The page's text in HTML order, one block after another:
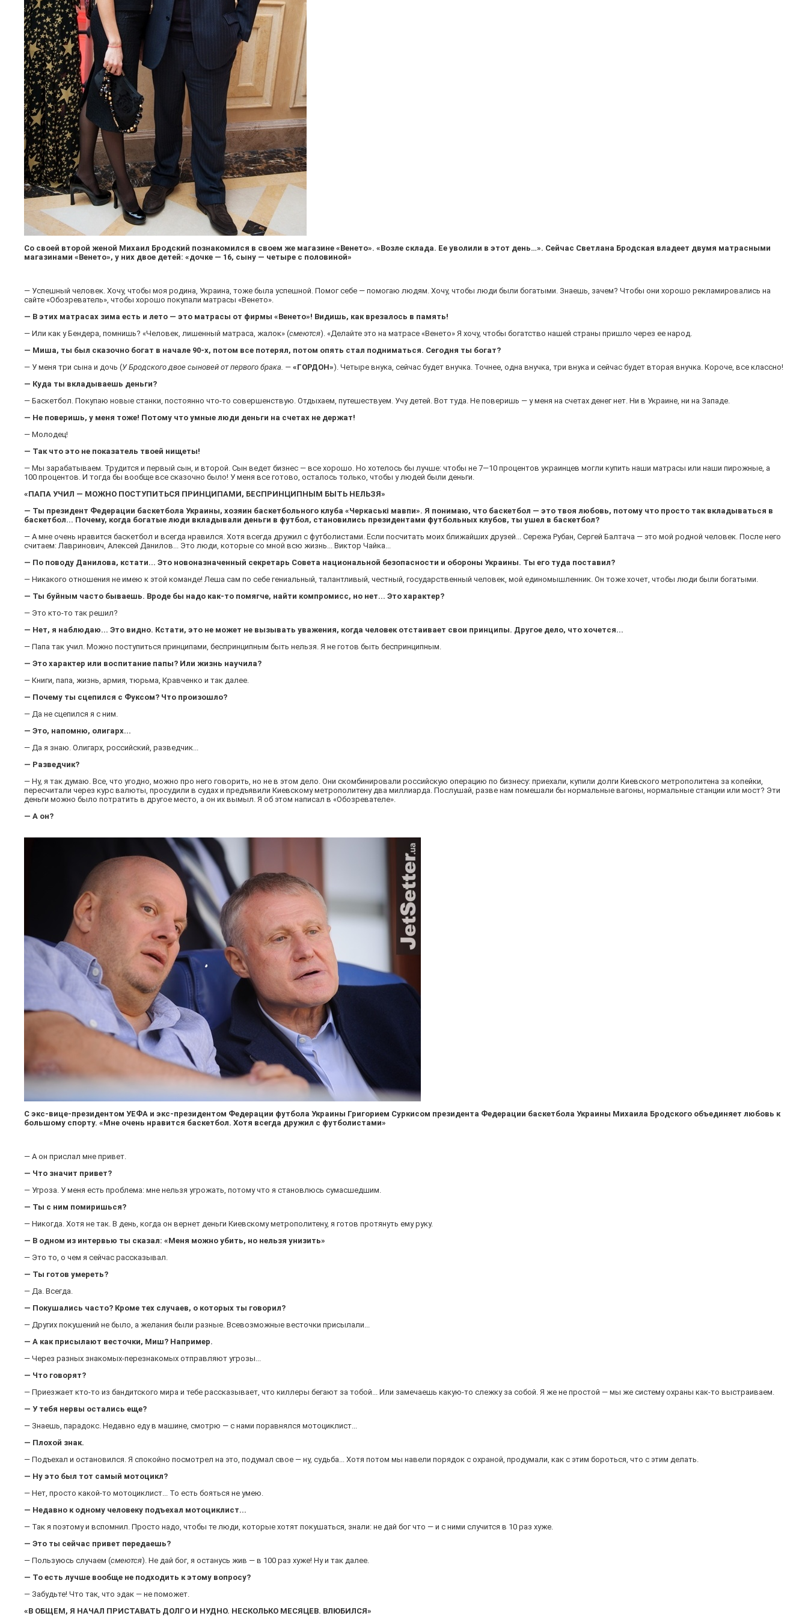
Со своей второй женой Михаил Бродский познакомился в своем же магазине «Венето». «Возле склада. Ее уволили в этот день…». Сейчас Светлана Бродская владеет двумя матрасными
магазинами «Венето», у них двое детей: «дочке — 16, сыну — четыре с половиной»
— Успешный человек. Хочу, чтобы моя родина, Украина, тоже была успешной. Помог себе — помогаю людям. Хочу, чтобы люди были богатыми. Знаешь, зачем? Чтобы они хорошо рекламировались на
сайте «Обозреватель», чтобы хорошо покупали матрасы «Венето».
— В этих матрасах зима есть и лето — это матрасы от фирмы «Венето»! Видишь, как врезалось в память!
— Или как у Бендера, помнишь? «Человек, лишенный матраса, жалок» (смеются). «Делайте это на матрасе «Венето» Я хочу, чтобы богатство нашей страны пришло через ее народ.
— Миша, ты был сказочно богат в начале 90-х, потом все потерял, потом опять стал подниматься. Сегодня ты богат?
— У меня три сына и дочь (У Бродского двое сыновей от первого брака. — «ГОРДОН»). Четыре внука, сейчас будет внучка. Точнее, одна внучка, три внука и сейчас будет вторая внучка. Короче, все классно!
— Куда ты вкладываешь деньги?
— Баскетбол. Покупаю новые станки, постоянно что-то совершенствую. Отдыхаем, путешествуем. Учу детей. Вот туда. Не поверишь — у меня на счетах денег нет. Ни в Украине, ни на Западе.
— Не поверишь, у меня тоже! Потому что умные люди деньги на счетах не держат!
— Молодец!
— Так что это не показатель твоей нищеты!
— Мы зарабатываем. Трудится и первый сын, и второй. Сын ведет бизнес — все хорошо. Но хотелось бы лучше: чтобы не 7—10 процентов украинцев могли купить наши матрасы или наши пирожные, а
100 процентов. И тогда бы вообще все сказочно было! У меня все готово, осталось только, чтобы у людей были деньги.
«ПАПА УЧИЛ — МОЖНО ПОСТУПИТЬСЯ ПРИНЦИПАМИ, БЕСПРИНЦИПНЫМ БЫТЬ НЕЛЬЗЯ»
— Ты президент Федерации баскетбола Украины, хозяин баскетбольного клуба «Черкаські мавпи». Я понимаю, что баскетбол — это твоя любовь, потому что просто так вкладываться в
баскетбол... Почему, когда богатые люди вкладывали деньги в футбол, становились президентами футбольных клубов, ты ушел в баскетбол?
— А мне очень нравится баскетбол и всегда нравился. Хотя всегда дружил с футболистами. Если посчитать моих ближайших друзей... Сережа Рубан, Сергей Балтача — это мой родной человек. После него
считаем: Лавринович, Алексей Данилов... Это люди, которые со мной всю жизнь... Виктор Чайка...
— По поводу Данилова, кстати... Это новоназначенный секретарь Совета национальной безопасности и обороны Украины. Ты его туда поставил?
— Никакого отношения не имею к этой команде! Леша сам по себе гениальный, талантливый, честный, государственный человек, мой единомышленник. Он тоже хочет, чтобы люди были богатыми.
— Ты буйным часто бываешь. Вроде бы надо как-то помягче, найти компромисс, но нет... Это характер?
— Это кто-то так решил?
— Нет, я наблюдаю... Это видно. Кстати, это не может не вызывать уважения, когда человек отстаивает свои принципы. Другое дело, что хочется...
— Папа так учил. Можно поступиться принципами, беспринципным быть нельзя. Я не готов быть беспринципным.
— Это характер или воспитание папы? Или жизнь научила?
— Книги, папа, жизнь, армия, тюрьма, Кравченко и так далее.
— Почему ты сцепился с Фуксом? Что произошло?
— Да не сцепился я с ним.
— Это, напомню, олигарх...
— Да я знаю. Олигарх, российский, разведчик...
— Разведчик?
— Ну, я так думаю. Все, что угодно, можно про него говорить, но не в этом дело. Они скомбинировали российскую операцию по бизнесу: приехали, купили долги Киевского метрополитена за копейки,
пересчитали через курс валюты, просудили в судах и предъявили Киевскому метрополитену два миллиарда. Послушай, разве нам помешали бы нормальные вагоны, нормальные станции или мост? Эти
деньги можно было потратить в другое место, а он их вымыл. Я об этом написал в «Обозревателе».
— А он?
С экс-вице-президентом УЕФА и экс-президентом Федерации футбола Украины Григорием Суркисом президента Федерации баскетбола Украины Михаила Бродского объединяет любовь к
большому спорту. «Мне очень нравится баскетбол. Хотя всегда дружил с футболистами»
— А он прислал мне привет.
— Что значит привет?
— Угроза. У меня есть проблема: мне нельзя угрожать, потому что я становлюсь сумасшедшим.
— Ты с ним помиришься?
— Никогда. Хотя не так. В день, когда он вернет деньги Киевскому метрополитену, я готов протянуть ему руку.
— В одном из интервью ты сказал: «Меня можно убить, но нельзя унизить»
— Это то, о чем я сейчас рассказывал.
— Ты готов умереть?
— Да. Всегда.
— Покушались часто? Кроме тех случаев, о которых ты говорил?
— Других покушений не было, а желания были разные. Всевозможные весточки присылали...
— А как присылают весточки, Миш? Например.
— Через разных знакомых-перезнакомых отправляют угрозы...
— Что говорят?
— Приезжает кто-то из бандитского мира и тебе рассказывает, что киллеры бегают за тобой... Или замечаешь какую-то слежку за собой. Я же не простой — мы же систему охраны как-то выстраиваем.
— У тебя нервы остались еще?
— Знаешь, парадокс. Недавно еду в машине, смотрю — с нами поравнялся мотоциклист...
— Плохой знак.
— Подъехал и остановился. Я спокойно посмотрел на это, подумал свое — ну, судьба... Хотя потом мы навели порядок с охраной, продумали, как с этим бороться, что с этим делать.
— Ну это был тот самый мотоцикл?
— Нет, просто какой-то мотоциклист... То есть бояться не умею.
— Недавно к одному человеку подъехал мотоциклист...
— Так я поэтому и вспомнил. Просто надо, чтобы те люди, которые хотят покушаться, знали: не дай бог что — и с ними случится в 10 раз хуже.
— Это ты сейчас привет передаешь?
— Пользуюсь случаем (смеются). Не дай бог, я останусь жив — в 100 раз хуже! Ну и так далее.
— То есть лучше вообще не подходить к этому вопросу?
— Забудьте! Что так, что эдак — не поможет.
«В ОБЩЕМ, Я НАЧАЛ ПРИСТАВАТЬ ДОЛГО И НУДНО. НЕСКОЛЬКО МЕСЯЦЕВ. ВЛЮБИЛСЯ»